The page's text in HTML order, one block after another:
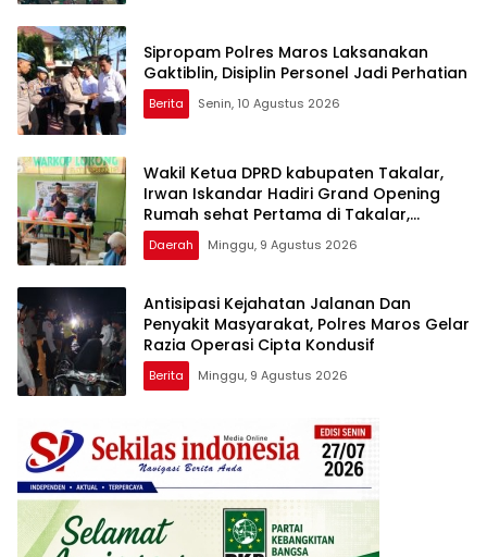
Sipropam Polres Maros Laksanakan
Gaktiblin, Disiplin Personel Jadi Perhatian
Berita Senin, 10 Agustus 2026
Wakil Ketua DPRD kabupaten Takalar,
Irwan Iskandar Hadiri Grand Opening
Rumah sehat Pertama di Takalar,
Melayani Terapis Gratis untuk Pasien
Dhuafa dan umum.
Daerah Minggu, 9 Agustus 2026
Antisipasi Kejahatan Jalanan Dan
Penyakit Masyarakat, Polres Maros Gelar
Razia Operasi Cipta Kondusif
Berita Minggu, 9 Agustus 2026